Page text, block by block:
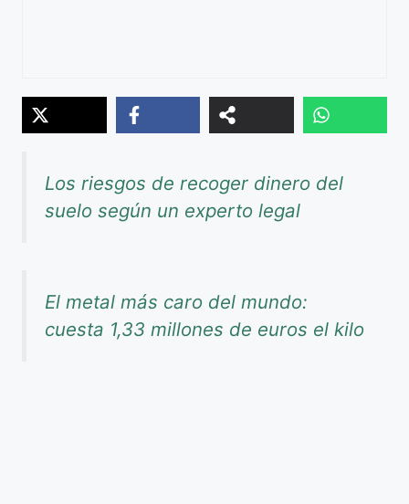
Los riesgos de recoger dinero del
suelo según un experto legal
El metal más caro del mundo:
cuesta 1,33 millones de euros el kilo